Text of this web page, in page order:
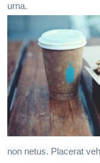
urna.
non netus. Placerat